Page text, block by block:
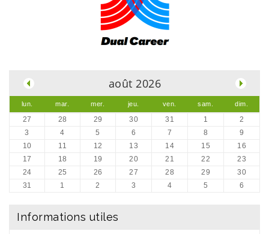
août 2026
lun. mar. mer. jeu. ven. sam. dim.
27 28 29 30 31 1
2
3
4 5 6 7 8
9
10
11 12 13 14 15
16
17
18 19 20 21 22
23
24
25 26 27 28 29
30
31
1 2 3 4 5 6
Informations utiles